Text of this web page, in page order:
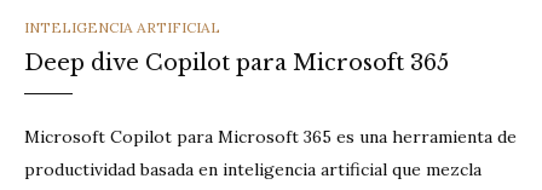
CATEGORIES
INTELIGENCIA ARTIFICIAL
Deep dive Copilot para Microsoft 365
Microsoft Copilot para Microsoft 365 es una herramienta de
productividad basada en inteligencia artificial que mezcla